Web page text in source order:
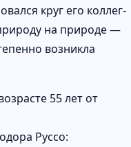
круг его коллег-
на природе —
возникла
55 лет от
Руссо: